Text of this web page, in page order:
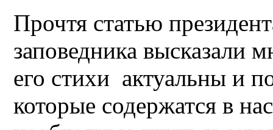
Прочтя статью
заповедника высказали
его стихи актуальны и
которые содержатся в